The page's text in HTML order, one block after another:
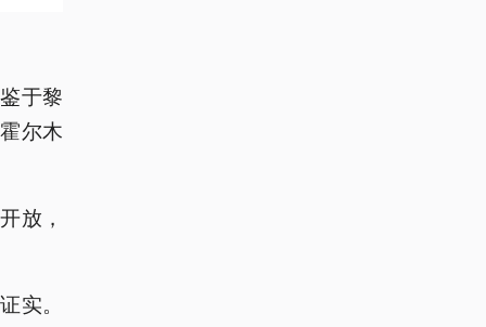
于黎
尔木
放，
实。